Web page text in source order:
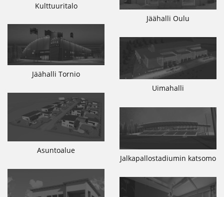
Kulttuuritalo
Jäähalli Oulu
Jäähalli Tornio
Uimahalli
Asuntoalue
Jalkapallostadiumin katsomo